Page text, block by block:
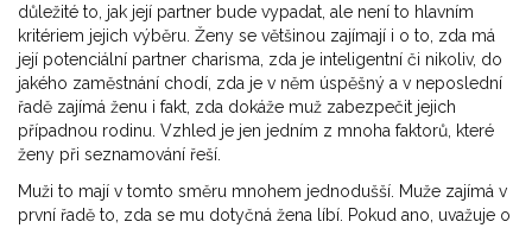
důležité to, jak její partner bude vypadat, ale není to hlavním
kritériem jejich výběru. Ženy se většinou zajímají i o to, zda má
její potenciální partner charisma, zda je inteligentní či nikoliv, do
jakého zaměstnání chodí, zda je v něm úspěšný a v neposlední
řadě zajímá ženu i fakt, zda dokáže muž zabezpečit jejich
případnou rodinu. Vzhled je jen jedním z mnoha faktorů, které
ženy při seznamování řeší.
Muži to mají v tomto směru mnohem jednodušší. Muže zajímá v
první řadě to, zda se mu dotyčná žena líbí. Pokud ano, uvažuje o